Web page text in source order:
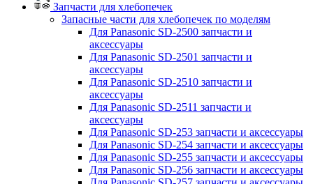
Запчасти для хлебопечек
Запасные части для хлебопечек по моделям
Для Panasonic SD-2500 запчасти и
аксессуары
Для Panasonic SD-2501 запчасти и
аксессуары
Для Panasonic SD-2510 запчасти и
аксессуары
Для Panasonic SD-2511 запчасти и
аксессуары
Для Panasonic SD-253 запчасти и аксессуары
Для Panasonic SD-254 запчасти и аксессуары
Для Panasonic SD-255 запчасти и аксессуары
Для Panasonic SD-256 запчасти и аксессуары